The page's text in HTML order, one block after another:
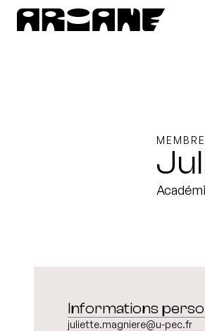
Informations
juliette.magniere@u-pec.fr